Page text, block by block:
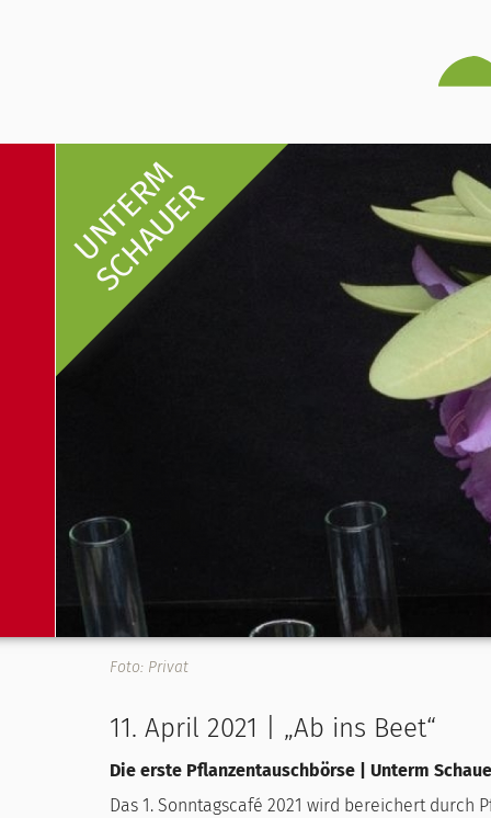
UNTERM
SCHAUER
Foto: Privat
11. April 2021 | „Ab ins Beet“
Die erste Pflanzentauschbörse | Unterm
Das 1. Sonntagscafé 2021 wird bereichert durch